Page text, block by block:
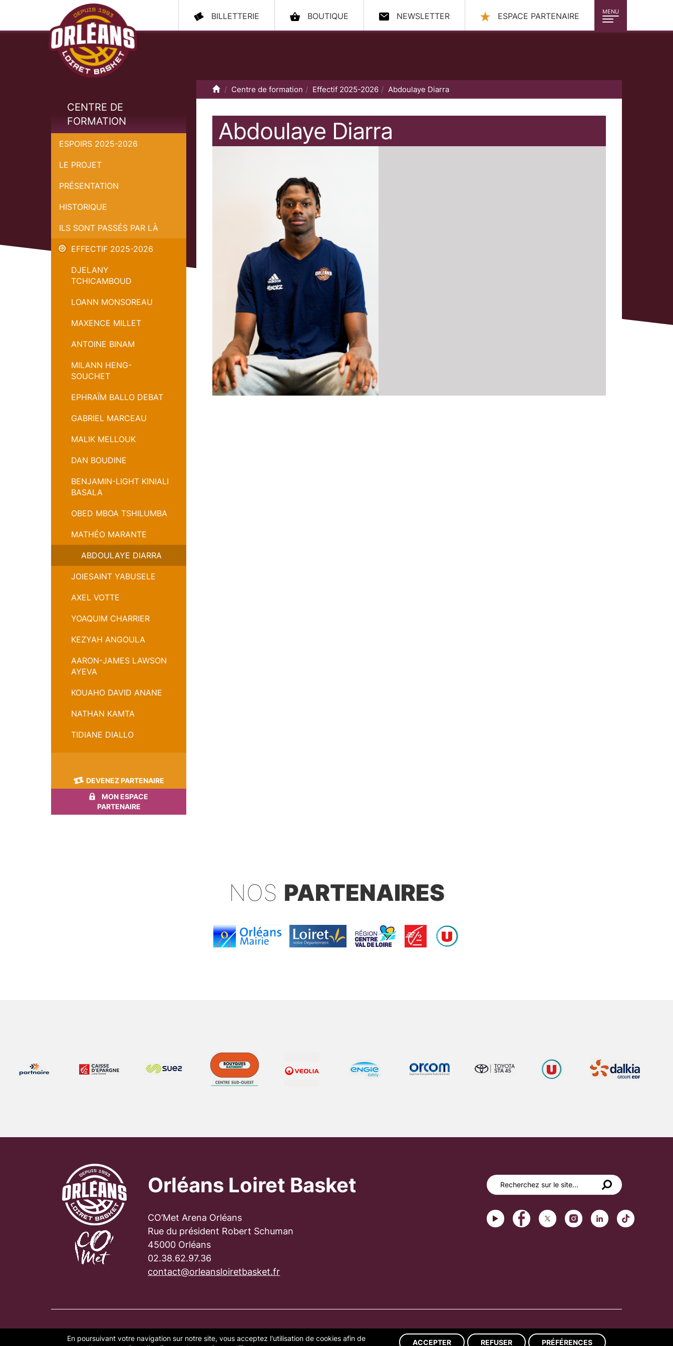
MENU
BILLETTERIE BOUTIQUE NEWSLETTER ESPACE PARTENAIRE
CENTRE DE
FORMATION
ESPOIRS 2025-2026
LE PROJET
PRÉSENTATION
HISTORIQUE
ILS SONT PASSÉS PAR LÀ
EFFECTIF 2025-2026
DJELANY
TCHICAMBOUD
LOANN MONSOREAU
MAXENCE MILLET
ANTOINE BINAM
MILANN HENG-
SOUCHET
EPHRAÏM BALLO DEBAT
GABRIEL MARCEAU
MALIK MELLOUK
DAN BOUDINE
BENJAMIN-LIGHT KINIALI
BASALA
OBED MBOA TSHILUMBA
MATHÉO MARANTE
ABDOULAYE DIARRA
JOIESAINT YABUSELE
AXEL VOTTE
YOAQUIM CHARRIER
KEZYAH ANGOULA
AARON-JAMES LAWSON
AYEVA
KOUAHO DAVID ANANE
NATHAN KAMTA
TIDIANE DIALLO
DEVENEZ PARTENAIRE
MON ESPACE
PARTENAIRE
AccueilCentre de formation Effectif 2025-2026 Abdoulaye Diarra
Abdoulaye Diarra
NOS PARTENAIRES
En poursuivant votre navigation sur notre site, vous acceptez l'utilisation de cookies afin de
ACCEPTER REFUSER PRÉFÉRENCES
Orléans Loiret Basket
CO’Met Arena Orléans
Rue du président Robert Schuman
45000 Orléans
02.38.62.97.36
contact@orleansloiretbasket.fr
PLAN DU SITE FAQ MENTIONS LÉGALES GESTION DES COOKIES Réalisation du site : ads-COM